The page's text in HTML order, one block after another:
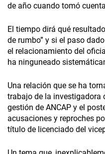
de año cuando tomó
El tiempo dirá qué
de rumbo” y si el paso
el relacionamiento del
ha ninguneado
Una relación que se ha
trabajo de la investigadora
gestión de ANCAP y el
acusaciones y reproches
título de licenciado del